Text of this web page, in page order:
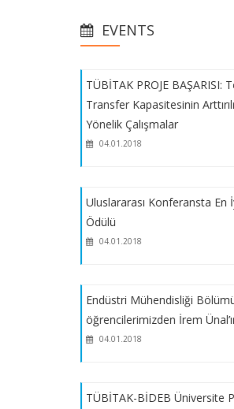
Ders Kayıtları Kontrolleri
2017-2018 Akademik Yıl
Yabancı Dil Hazırlık Sınıfını
tamamlamış Öğrencilerimize
Duyurulur
Yarışması
Türk Eğitim Vakfı Yurt Dışı
Yemek Bursu - Evrak Teslimi
tarihi: 24 Ekim Perşembe
EVENTS
04.01.2018
TÜBİTAK PROJE BAŞARISI:
Transfer Kapasitesinin
Yönelik Çalışmalar
04.01.2018
Uluslararası Konferansta En
Ödülü
04.01.2018
Endüstri Mühendisliği Bölümü
öğrencilerimizden İrem
04.01.2018
TÜBİTAK-BİDEB Üniversite